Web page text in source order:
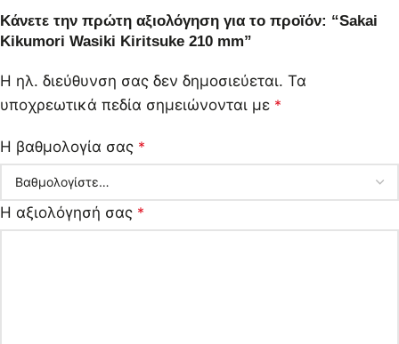
Κάνετε την πρώτη αξιολόγηση για το προϊόν: “Sakai
Kikumori Wasiki Kiritsuke 210 mm”
Η ηλ. διεύθυνση σας δεν δημοσιεύεται. Τα
υποχρεωτικά πεδία σημειώνονται με *
Η βαθμολογία σας *
Η αξιολόγησή σας *